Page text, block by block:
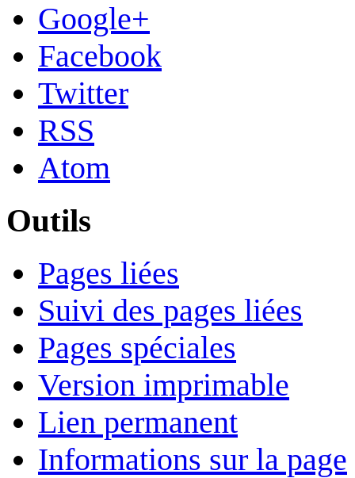
Google+
Facebook
Twitter
RSS
Atom
Outils
Pages liées
Suivi des pages liées
Pages spéciales
Version imprimable
Lien permanent
Informations sur la page